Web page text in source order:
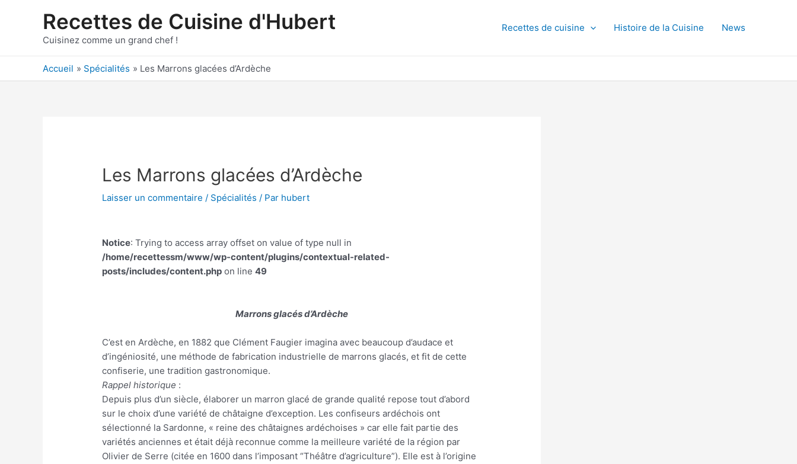
Recettes de Cuisine d'Hubert
Cuisinez comme un grand chef !
Recettes de cuisine Histoire de la Cuisine News
Accueil Spécialités Les Marrons glacées d’Ardèche
Les Marrons glacées d’Ardèche
Laisser un commentaire / Spécialités / Par hubert
Notice: Trying to access array offset on value of type null in
/home/recettessm/www/wp-content/plugins/contextual-related-
posts/includes/content.php on line49
Marrons glacés d’Ardèche
C’est en Ardèche, en 1882 que Clément Faugier imagina avec beaucoup d’audace et
d’ingéniosité, une méthode de fabrication industrielle de marrons glacés, et fit de cette
confiserie, une tradition gastronomique.
Rappel historique :
Depuis plus d’un siècle, élaborer un marron glacé de grande qualité repose tout d’abord
sur le choix d’une variété de châtaigne d’exception. Les confiseurs ardéchois ont
sélectionné la Sardonne, « reine des châtaignes ardéchoises » car elle fait partie des
variétés anciennes et était déjà reconnue comme la meilleure variété de la région par
Olivier de Serre (citée en 1600 dans l’imposant “Théâtre d’agriculture”). Elle est à l’origine